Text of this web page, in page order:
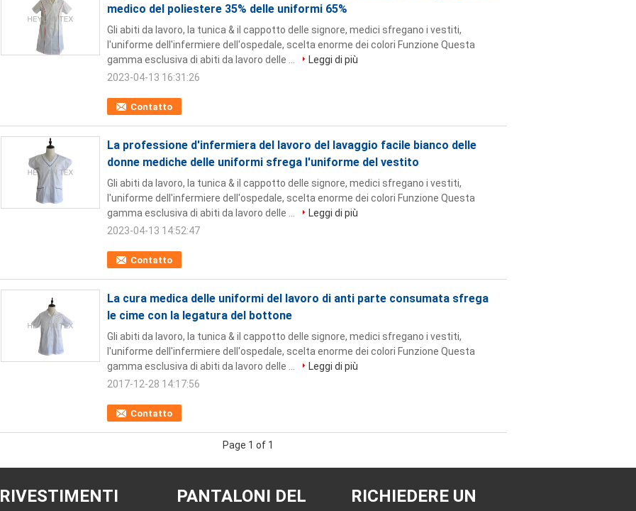
medico del poliestere 35% delle uniformi 65%
Contatto
Gli abiti da lavoro, la tunica & il cappotto delle signore, medici sfregano i vestiti,
l'uniforme dell'infermiere dell'ospedale, scelta enorme dei colori Funzione Questa
gamma esclusiva di abiti da lavoro delle ...
Leggi di più
2023-04-13 16:31:26
La professione d'infermiera del lavoro del lavaggio facile bianco delle
donne mediche delle uniformi sfrega l'uniforme del vestito
Contatto
Gli abiti da lavoro, la tunica & il cappotto delle signore, medici sfregano i vestiti,
l'uniforme dell'infermiere dell'ospedale, scelta enorme dei colori Funzione Questa
gamma esclusiva di abiti da lavoro delle ...
Leggi di più
2023-04-13 14:52:47
La cura medica delle uniformi del lavoro di anti parte consumata sfrega
le cime con la legatura del bottone
Contatto
Gli abiti da lavoro, la tunica & il cappotto delle signore, medici sfregano i vestiti,
l'uniforme dell'infermiere dell'ospedale, scelta enorme dei colori Funzione Questa
gamma esclusiva di abiti da lavoro delle ...
Leggi di più
2017-12-28 14:17:56
Page 1 of 1
RIVESTIMENTI
PANTALONI DEL
RICHIEDERE UN